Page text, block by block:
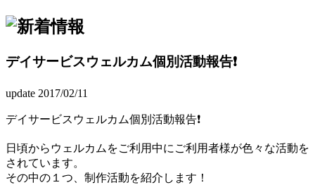
デイサービスウェルカム個別活動報告❗
update 2017/02/11
デイサービスウェルカム個別活動報告❗
日頃からウェルカムをご利用中にご利用者様が色々な活動を
されています。
その中の１つ、制作活動を紹介します！